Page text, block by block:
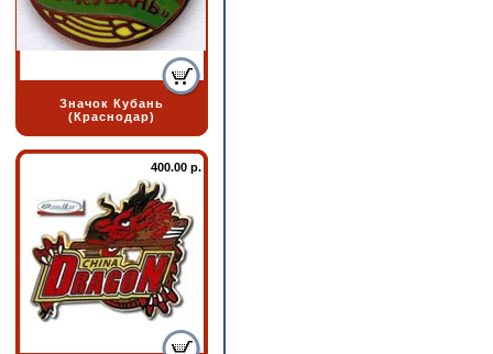
Значок Кубань
(Краснодар)
400.00 р.